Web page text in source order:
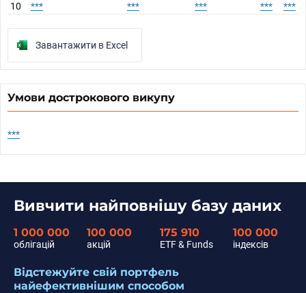
10
*** *** *** *** ***
Завантажити в Excel
Умови дострокового викупу
***
Вивчити найповнішу базу даних
1 000 000
облігацій
100 000
акцій
175 910
ETF & Funds
100 000
індексів
Відстежуйте свій портфель
найефективнішим способом